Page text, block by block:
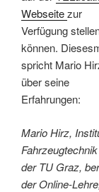
Webseitezur
Verfügung
können.
spricht Mario
über seine
Erfahrungen:
Mario Hirz,
der TU Graz,
der Online-